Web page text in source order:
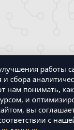
работы
и сбора
нам понимать, как
и
вы
с